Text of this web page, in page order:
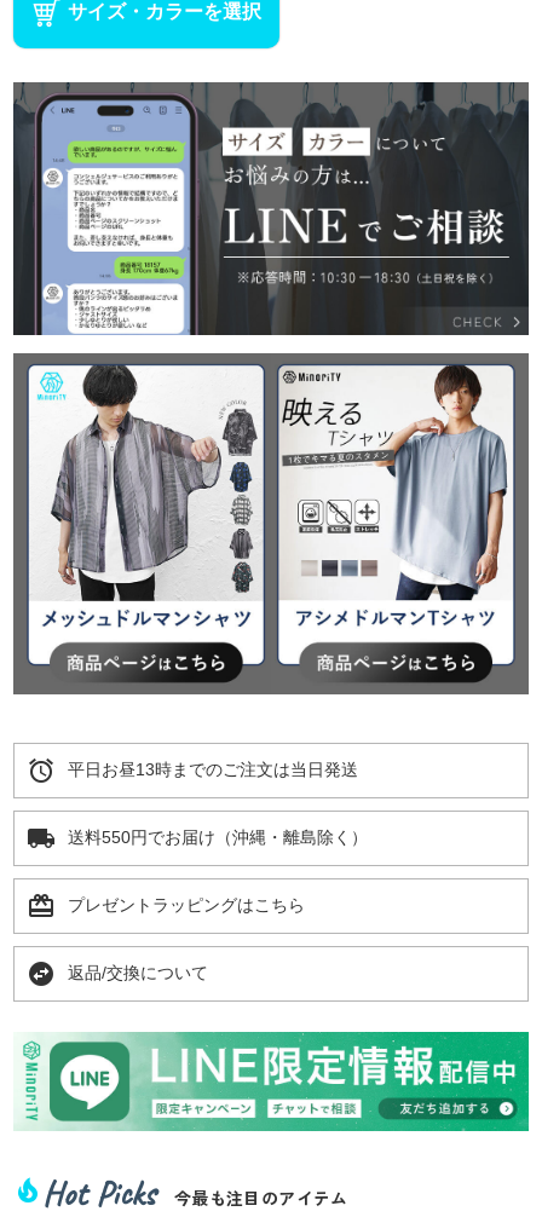
サイズ・カラーを選択
alarm 平日お昼13時までのご注文は当日発送
local_shipping 送料550円でお届け（沖縄・離島除く）
card_giftcard プレゼントラッピングはこちら
swap_horizontal_circle 返品/交換について
local_fire_department Hot Picks 今最も注目のアイテム